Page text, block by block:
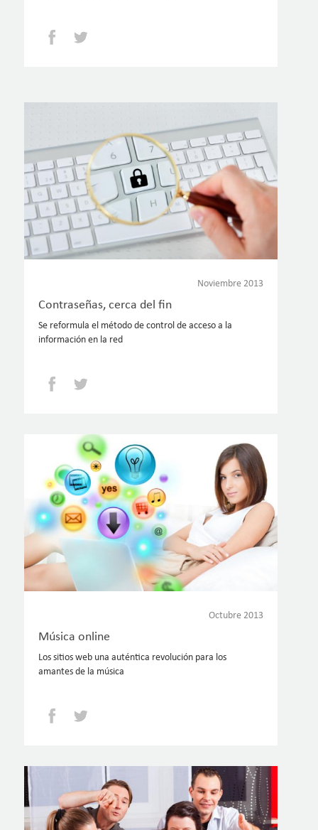
Facebook
Noviembre 2013
Contraseñas, cerca del fin
Se reformula el método de control de acceso a la
información en la red
Facebook
Octubre 2013
Música online
Los sitios web una auténtica revolución para los
amantes de la música
Facebook